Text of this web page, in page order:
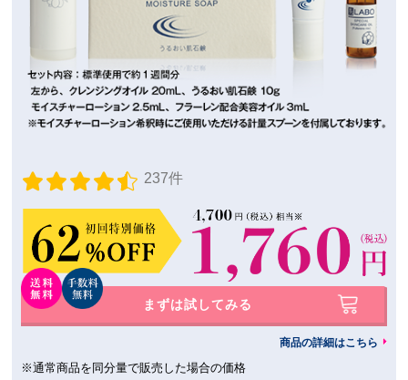
237件
まずは試してみる
商品の詳細はこちら
※通常商品を同分量で販売した場合の価格